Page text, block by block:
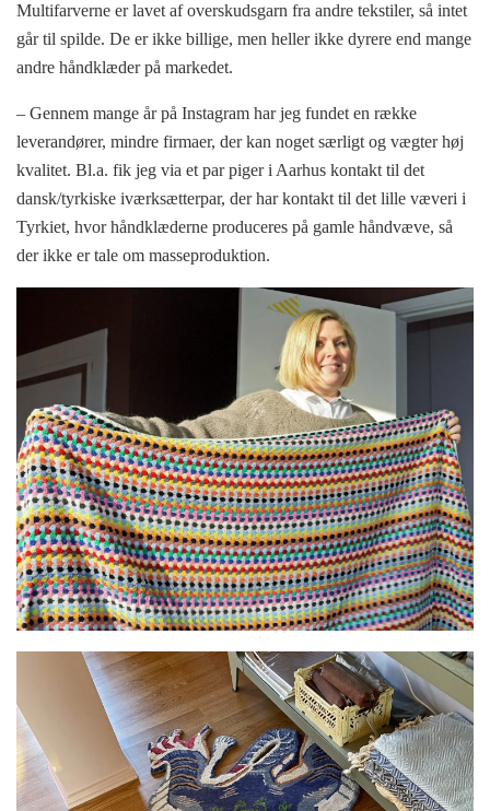
Multifarverne er lavet af overskudsgarn fra andre tekstiler, så intet
går til spilde. De er ikke billige, men heller ikke dyrere end mange
andre håndklæder på markedet.
– Gennem mange år på Instagram har jeg fundet en række
leverandører, mindre firmaer, der kan noget særligt og vægter høj
kvalitet. Bl.a. fik jeg via et par piger i Aarhus kontakt til det
dansk/tyrkiske iværksætterpar, der har kontakt til det lille væveri i
Tyrkiet, hvor håndklæderne produceres på gamle håndvæve, så
der ikke er tale om masseproduktion.